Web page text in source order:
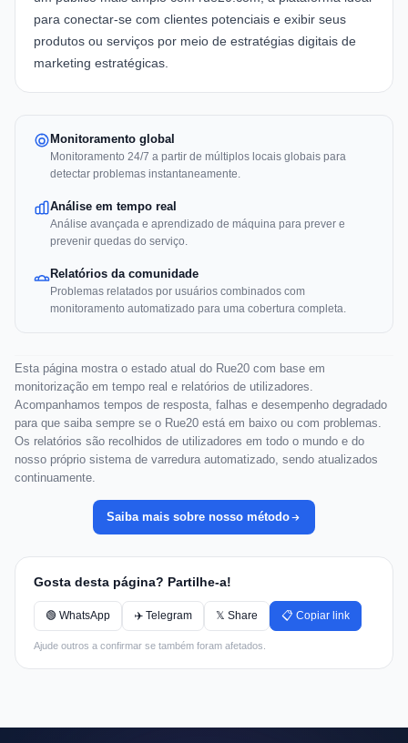
para conectar-se com clientes potenciais e exibir seus
produtos ou serviços por meio de estratégias digitais de
marketing estratégicas.
Monitoramento global
Monitoramento 24/7 a partir de múltiplos locais globais para
detectar problemas instantaneamente.
Análise em tempo real
Análise avançada e aprendizado de máquina para prever e
prevenir quedas do serviço.
Relatórios da comunidade
Problemas relatados por usuários combinados com
monitoramento automatizado para uma cobertura completa.
Esta página mostra o estado atual do Rue20 com base em
monitorização em tempo real e relatórios de utilizadores.
Acompanhamos tempos de resposta, falhas e desempenho degradado
para que saiba sempre se o Rue20 está em baixo ou com problemas.
Os relatórios são recolhidos de utilizadores em todo o mundo e do
nosso próprio sistema de varredura automatizado, sendo atualizados
continuamente.
Saiba mais sobre nosso método
Gosta desta página? Partilhe-a!
🟢 WhatsApp ✈️ Telegram 𝕏 Share 📋 Copiar link
Ajude outros a confirmar se também foram afetados.